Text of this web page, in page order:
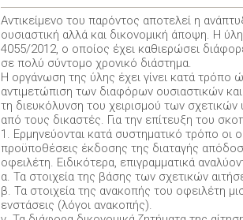
Αντικείμενο του παρόντος αποτελεί η
ουσιαστική αλλά και δικονομική άποψη. Η
4055/2012, ο οποίος έχει καθιερώσει
σε πολύ σύντομο χρονικό διάστημα.
Η οργάνωση της ύλης έχει γίνει κατά τρόπο
αντιμετώπιση των διαφόρων ουσιαστικών
τη διευκόλυνση του χειρισμού των
από τους δικαστές. Για την επίτευξη του
1. Ερμηνεύονται κατά συστηματικό τρόπο οι
προϋποθέσεις έκδοσης της διαταγής
οφειλέτη. Ειδικότερα, επιγραμματικά
α. Τα στοιχεία της βάσης των σχετικών
β. Τα στοιχεία της ανακοπής του οφειλέτη
ενστάσεις (λόγοι ανακοπής).